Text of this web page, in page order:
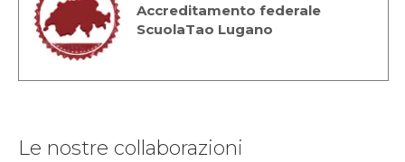
Accreditamento federale
ScuolaTao Lugano
Le nostre collaborazioni